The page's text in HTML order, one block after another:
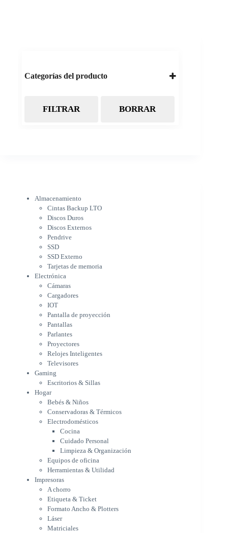
Categorías del producto
Almacenamiento
Cámaras
Cargadores
IOT
Pantalla de proyección
Pantallas
Proyectores
Relojes Inteligentes
Televisores
Gaming
Escritorios & Sillas
Hogar
Bebés & Niños
Conservadoras & Térmicos
Electrodomésticos
Cocina
Cuidado Personal
Limpieza & Organización
Equipos de oficina
Herramientas & Utilidad
Impresoras
A chorro
Etiqueta & Ticket
Formato Ancho & Plotters
Matriciales
Multifuncional a Tinta
Tinta Continua
Informática
Accesorios Varios
Adaptadores & Cables
Auriculares
FILTRAR BORRAR
Almacenamiento
Cintas Backup LTO
Discos Duros
Discos Externos
Pendrive
SSD
SSD Externo
Tarjetas de memoria
Electrónica
Cámaras
Cargadores
IOT
Pantalla de proyección
Pantallas
Parlantes
Proyectores
Relojes Inteligentes
Televisores
Gaming
Escritorios & Sillas
Hogar
Bebés & Niños
Conservadoras & Térmicos
Electrodomésticos
Cocina
Cuidado Personal
Limpieza & Organización
Equipos de oficina
Herramientas & Utilidad
Impresoras
A chorro
Etiqueta & Ticket
Formato Ancho & Plotters
Láser
Matriciales